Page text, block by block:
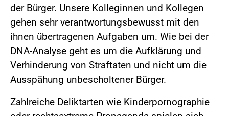
der Bürger. Unsere Kolleginnen und Kollegen
gehen sehr verantwortungsbewusst mit den
ihnen übertragenen Aufgaben um. Wie bei der
DNA-Analyse geht es um die Aufklärung und
Verhinderung von Straftaten und nicht um die
Ausspähung unbescholtener Bürger.
Zahlreiche Deliktarten wie Kinderpornographie